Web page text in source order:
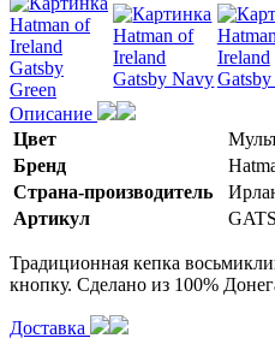
Описание
Цвет
Бренд
Страна-производитель
Артикул
GATS
Традиционная кепка
кнопку. Сделано из 100%
Доставка